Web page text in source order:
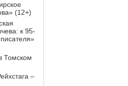
(12+)
к 95-
Томском
–